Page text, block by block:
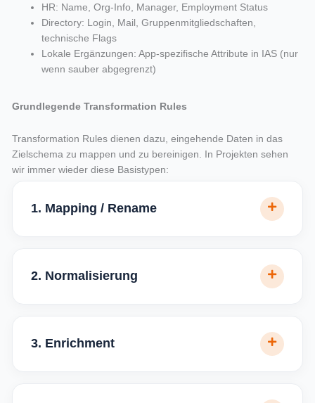
HR: Name, Org-Info, Manager, Employment Status
Directory: Login, Mail, Gruppenmitgliedschaften,
technische Flags
Lokale Ergänzungen: App-spezifische Attribute in IAS (nur
wenn sauber abgegrenzt)
Grundlegende Transformation Rules
Transformation Rules dienen dazu, eingehende Daten in das
Zielschema zu mappen und zu bereinigen. In Projekten sehen
wir immer wieder diese Basistypen:
1. Mapping / Rename
2. Normalisierung
3. Enrichment